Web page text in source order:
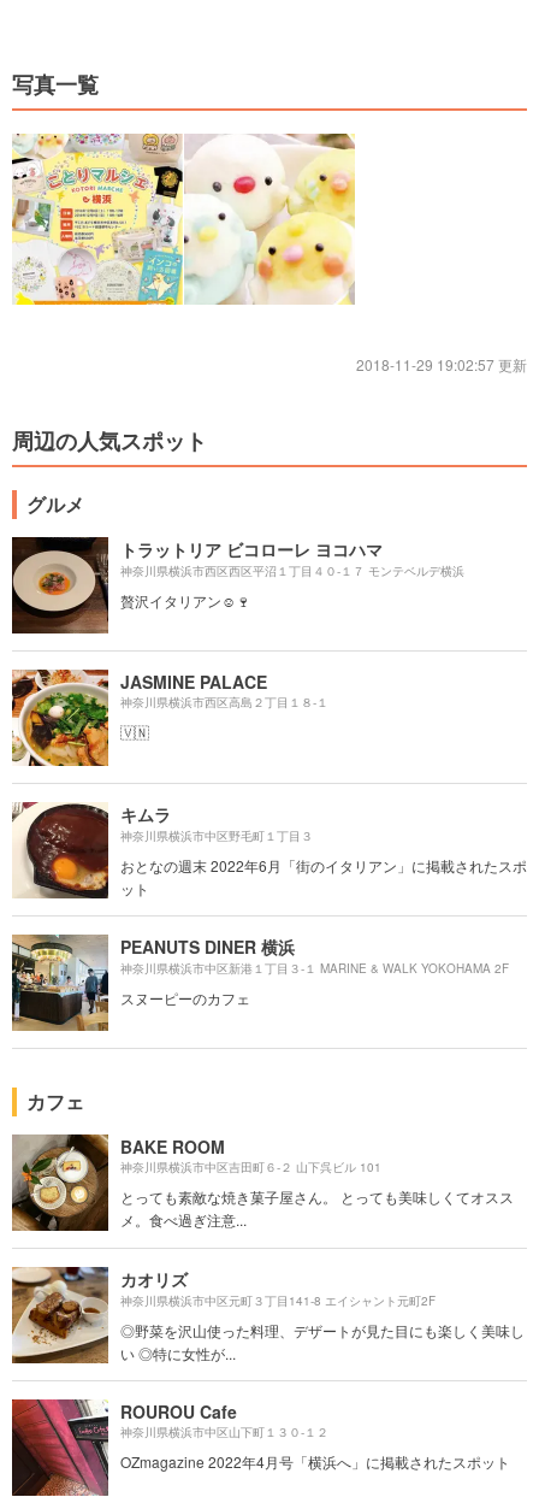
写真一覧
2018-11-29 19:02:57 更新
周辺の人気スポット
グルメ
トラットリア ビコローレ ヨコハマ
神奈川県横浜市西区西区平沼１丁目４０-１７ モンテベルデ横浜
贅沢イタリアン☺️🍷
JASMINE PALACE
神奈川県横浜市西区高島２丁目１８-１
🇻🇳
キムラ
神奈川県横浜市中区野毛町１丁目３
おとなの週末 2022年6月「街のイタリアン」に掲載されたスポ
ット
PEANUTS DINER 横浜
神奈川県横浜市中区新港１丁目３-１ MARINE & WALK YOKOHAMA 2F
スヌーピーのカフェ
カフェ
BAKE ROOM
神奈川県横浜市中区吉田町６-２ 山下呉ビル 101
とっても素敵な焼き菓子屋さん。 とっても美味しくてオスス
メ。食べ過ぎ注意...
カオリズ
神奈川県横浜市中区元町３丁目141-8 エイシャント元町2F
◎野菜を沢山使った料理、デザートが見た目にも楽しく美味し
い ◎特に女性が...
ROUROU Cafe
神奈川県横浜市中区山下町１３０-１２
OZmagazine 2022年4月号「横浜へ」に掲載されたスポット